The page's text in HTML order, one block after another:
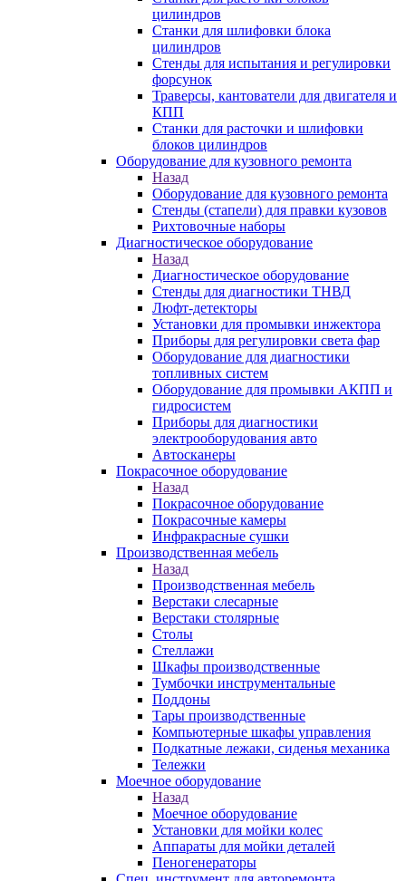
цилиндров
Станки для шлифовки блока
цилиндров
Стенды для испытания и регулировки
форсунок
Траверсы, кантователи для двигателя и
КПП
Станки для расточки и шлифовки
блоков цилиндров
Оборудование для кузовного ремонта
Назад
Оборудование для кузовного ремонта
Стенды (стапели) для правки кузовов
Рихтовочные наборы
Диагностическое оборудование
Назад
Диагностическое оборудование
Стенды для диагностики ТНВД
Люфт-детекторы
Установки для промывки инжектора
Приборы для регулировки света фар
Оборудование для диагностики
топливных систем
Оборудование для промывки АКПП и
гидросистем
Приборы для диагностики
электрооборудования авто
Автосканеры
Покрасочное оборудование
Назад
Покрасочное оборудование
Покрасочные камеры
Инфракрасные сушки
Производственная мебель
Назад
Производственная мебель
Верстаки слесарные
Верстаки столярные
Столы
Стеллажи
Шкафы производственные
Тумбочки инструментальные
Поддоны
Тары производственные
Компьютерные шкафы управления
Подкатные лежаки, сиденья механика
Тележки
Моечное оборудование
Назад
Моечное оборудование
Установки для мойки колес
Аппараты для мойки деталей
Пеногенераторы